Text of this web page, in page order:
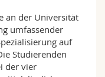
an der Universität
umfassender
auf
Studierenden
der vier